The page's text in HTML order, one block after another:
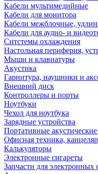
Кабели мультимедийные
Кабели для монитора
Кабели межблочные,
Кабели для аудио- и
Ситстемы охлаждения
Настольная периферия,
Мыши и клавиатуры
Акустика
Гарнитура, наушники и
Внешний диск
Контроллеры и порты
Ноутбуки
Чехол для ноутбука
Зарядные устройства
Портативные
Офисная техника,
Калькуляторы
Электронные сигареты
Запчасти для электронных